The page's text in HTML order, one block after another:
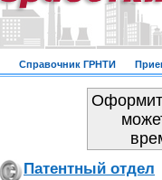
Справочник ГРНТИ
Патентный отдел